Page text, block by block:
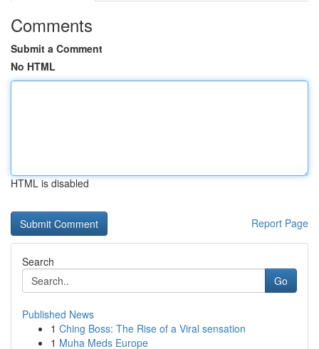
Comments
Submit a Comment
No HTML
HTML is disabled
Report Page
Search
Go
Published News
1 Ching Boss: The Rise of a Viral sensation
1 Muha Meds Europe